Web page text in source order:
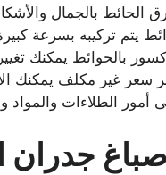
الحائط بالجمال
يتم تركيبه بسرعة
بالحوائط يمكنك
سعر غير مكلف يمكنك
أمور الطلاءات والمواد
صباغ جدران